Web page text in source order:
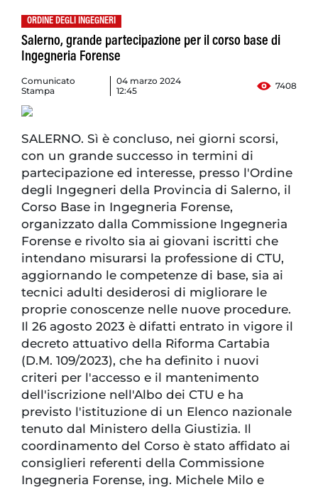
ORDINE DEGLI INGEGNERI
Salerno, grande partecipazione per il corso base di
Ingegneria Forense
Comunicato
Stampa
04 marzo 2024
12:45
7408
SALERNO. Sì è concluso, nei giorni scorsi,
con un grande successo in termini di
partecipazione ed interesse, presso l'Ordine
degli Ingegneri della Provincia di Salerno, il
Corso Base in Ingegneria Forense,
organizzato dalla Commissione Ingegneria
Forense e rivolto sia ai giovani iscritti che
intendano misurarsi la professione di CTU,
aggiornando le competenze di base, sia ai
tecnici adulti desiderosi di migliorare le
proprie conoscenze nelle nuove procedure.
Il 26 agosto 2023 è difatti entrato in vigore il
decreto attuativo della Riforma Cartabia
(D.M. 109/2023), che ha definito i nuovi
criteri per l'accesso e il mantenimento
dell'iscrizione nell'Albo dei CTU e ha
previsto l'istituzione di un Elenco nazionale
tenuto dal Ministero della Giustizia. Il
coordinamento del Corso è stato affidato ai
consiglieri referenti della Commissione
Ingegneria Forense, ing. Michele Milo e